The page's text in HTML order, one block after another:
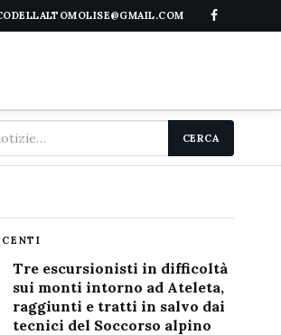
CERCA
Tre escursionisti in difficoltà
sui monti intorno ad Ateleta,
raggiunti e tratti in salvo dai
tecnici del Soccorso alpino